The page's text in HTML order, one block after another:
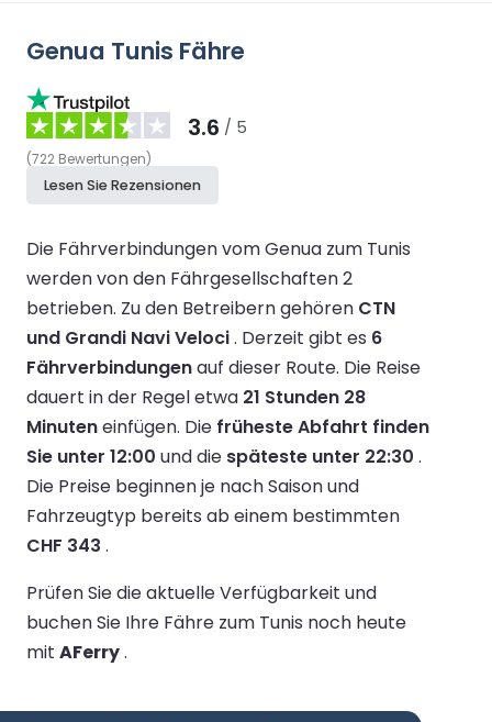
Genua Tunis Fähre
3.6 / 5
(722 Bewertungen)
Lesen Sie Rezensionen
Die Fährverbindungen vom Genua zum Tunis
werden von den Fährgesellschaften 2
betrieben. Zu den Betreibern gehören CTN
und Grandi Navi Veloci. Derzeit gibt es 6
Fährverbindungenauf dieser Route. Die Reise
dauert in der Regel etwa 21 Stunden 28
Minuteneinfügen. Die früheste Abfahrt finden
Sie unter 12:00 und die späteste unter 22:30 .
Die Preise beginnen je nach Saison und
Fahrzeugtyp bereits ab einem bestimmten
CHF 343 .
Prüfen Sie die aktuelle Verfügbarkeit und
buchen Sie Ihre Fähre zum Tunis noch heute
mit AFerry.